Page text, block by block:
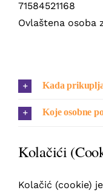
71584521168
Ovlaštena osoba
Kada
Koje osobne
Kolačići
Kolačić (cookie)